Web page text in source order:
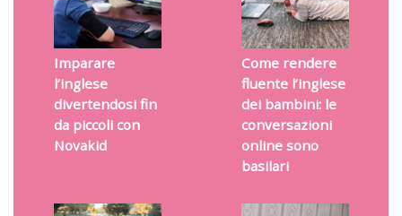
Imparare
l’inglese
divertendosi fin
da piccoli con
Novakid
Come rendere
fluente l’inglese
dei bambini: le
conversazioni
online sono
basilari